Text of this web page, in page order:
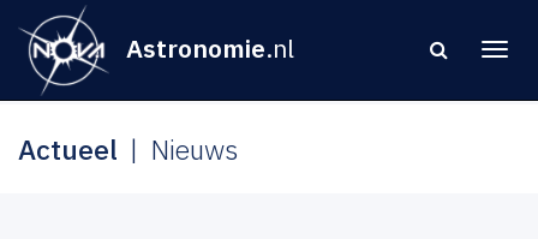
Astronomie.nl
Actueel Nieuws